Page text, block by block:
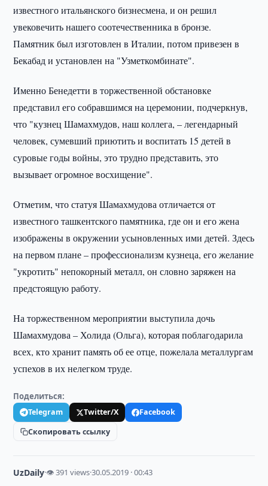
известного итальянского бизнесмена, и он решил
увековечить нашего соотечественника в бронзе.
Памятник был изготовлен в Италии, потом привезен в
Бекабад и установлен на "Узметкомбинате".
Именно Бенедетти в торжественной обстановке
представил его собравшимся на церемонии, подчеркнув,
что "кузнец Шамахмудов, наш коллега, – легендарный
человек, сумевший приютить и воспитать 15 детей в
суровые годы войны, это трудно представить, это
вызывает огромное восхищение".
Отметим, что статуя Шамахмудова отличается от
известного ташкентского памятника, где он и его жена
изображены в окружении усыновленных ими детей. Здесь
на первом плане – профессионализм кузнеца, его желание
"укротить" непокорный металл, он словно заряжен на
предстоящую работу.
На торжественном мероприятии выступила дочь
Шамахмудова – Холида (Ольга), которая поблагодарила
всех, кто хранит память об ее отце, пожелала металлургам
успехов в их нелегком труде.
Поделиться:
Telegram Twitter/X
Facebook
Скопировать ссылку
UzDaily·👁 391 views·30.05.2019 · 00:43